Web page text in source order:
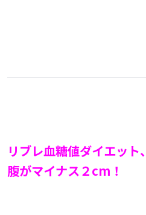
リブレ血糖値ダイエッ
腹がマイナス２cm！